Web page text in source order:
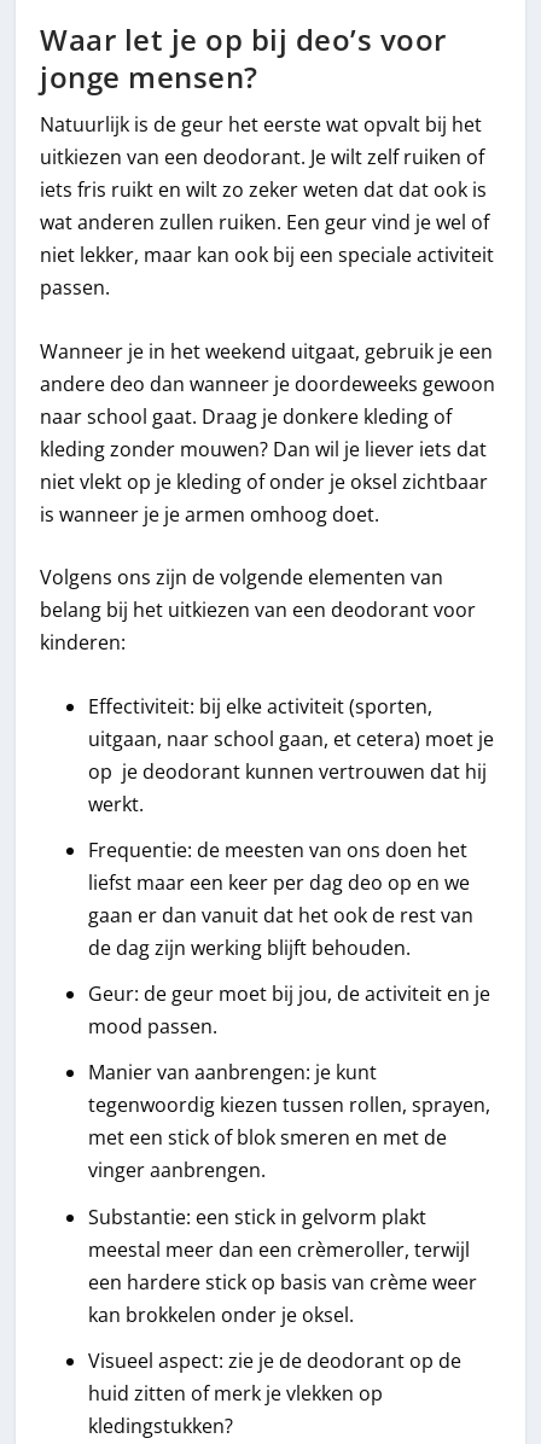
Waar let je op bij deo’s voor
jonge mensen?
Natuurlijk is de geur het eerste wat opvalt bij het
uitkiezen van een deodorant. Je wilt zelf ruiken of
iets fris ruikt en wilt zo zeker weten dat dat ook is
wat anderen zullen ruiken. Een geur vind je wel of
niet lekker, maar kan ook bij een speciale activiteit
passen.
Wanneer je in het weekend uitgaat, gebruik je een
andere deo dan wanneer je doordeweeks gewoon
naar school gaat. Draag je donkere kleding of
kleding zonder mouwen? Dan wil je liever iets dat
niet vlekt op je kleding of onder je oksel zichtbaar
is wanneer je je armen omhoog doet.
Volgens ons zijn de volgende elementen van
belang bij het uitkiezen van een deodorant voor
kinderen:
Effectiviteit: bij elke activiteit (sporten,
uitgaan, naar school gaan, et cetera) moet je
op je deodorant kunnen vertrouwen dat hij
werkt.
Frequentie: de meesten van ons doen het
liefst maar een keer per dag deo op en we
gaan er dan vanuit dat het ook de rest van
de dag zijn werking blijft behouden.
Geur: de geur moet bij jou, de activiteit en je
mood passen.
Manier van aanbrengen: je kunt
tegenwoordig kiezen tussen rollen, sprayen,
met een stick of blok smeren en met de
vinger aanbrengen.
Substantie: een stick in gelvorm plakt
meestal meer dan een crèmeroller, terwijl
een hardere stick op basis van crème weer
kan brokkelen onder je oksel.
Visueel aspect: zie je de deodorant op de
huid zitten of merk je vlekken op
kledingstukken?